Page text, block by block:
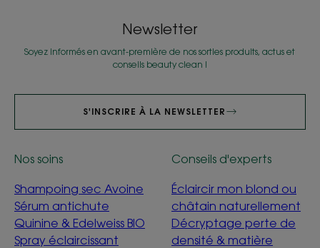
Newsletter
Soyez informés en avant-première de nos sorties produits, actus et
conseils beauty clean !
S'INSCRIRE À LA NEWSLETTER
Nos soins
Shampoing sec Avoine
Sérum antichute
Quinine & Edelweiss BIO
Spray éclaircissant
Conseils d'experts
Éclaircir mon blond ou
châtain naturellement
Décryptage perte de
densité & matière